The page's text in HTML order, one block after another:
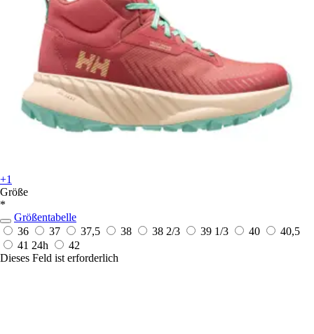
+1
Größe
*
Größentabelle
36
37 37,5 38 38 2/3 39 1/3 40
40,5
41 24h
42
Dieses Feld ist erforderlich